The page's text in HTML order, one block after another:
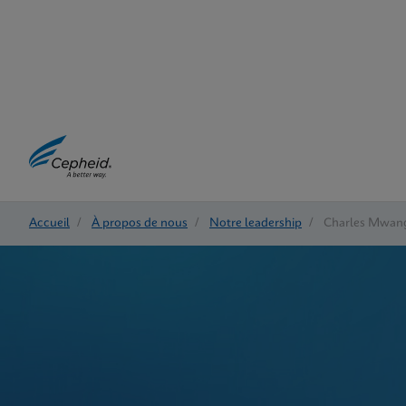
Accueil / À propos de nous / Notre leadership / Charles